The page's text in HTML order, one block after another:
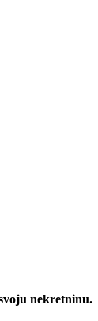
nekretninu.